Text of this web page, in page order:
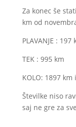
Za konec še
km od
PLAVANJE : 197
TEK : 995 km
KOLO: 1897
Številke niso
saj ne gre za